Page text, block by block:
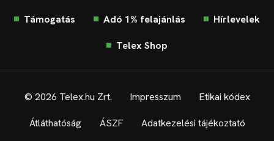
Támogatás Adó 1% felajánlás Hírlevelek
Telex Shop
© 2026 Telex.hu Zrt. Impresszum Etikai kódex
Átláthatóság ÁSZF Adatkezelési tájékoztató